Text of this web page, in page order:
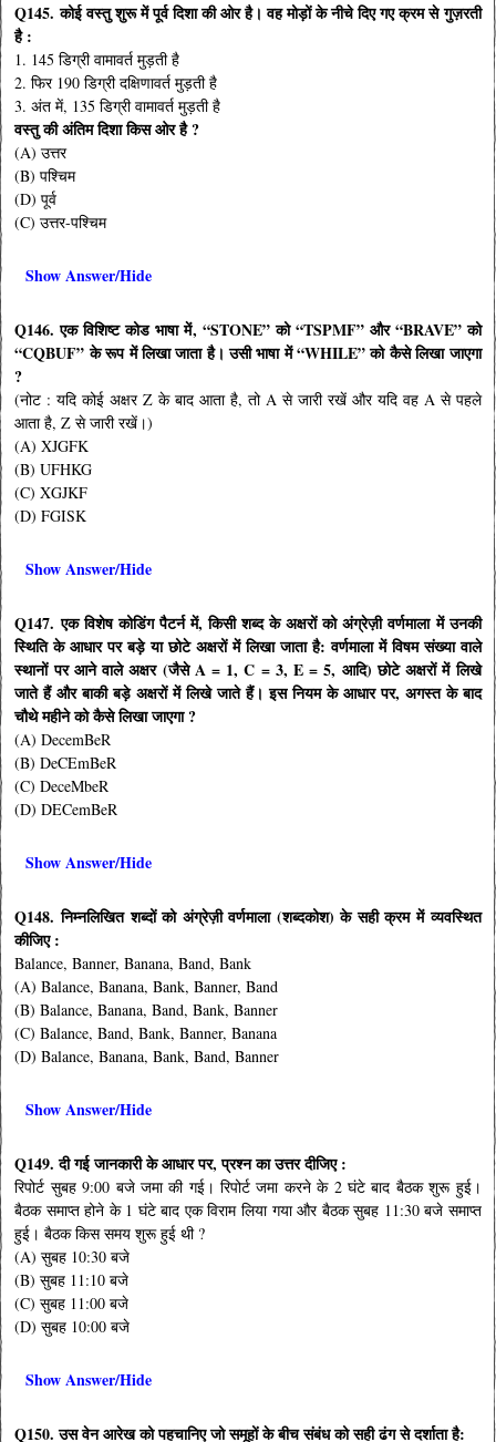
Q145.कोई वस्तु शुरू में पूर्व दिशा की ओर है। वह मोड़ों के नीचे दिए गए क्रम से गुज़रती
है :
1. 145 डिग्री वामावर्त मुड़ती है
2. फिर 190 डिग्री दक्षिणावर्त मुड़ती है
3. अंत में, 135 डिग्री वामावर्त मुड़ती है
वस्तु की अंतिम दिशा किस ओर है?
(A) उत्तर
(B) पश्चिम
(D) पूर्व
(C) उत्तर-पश्चिम
Show Answer/Hide
Q146.एक विशिष्ट कोड भाषा में, “STONE”को “TSPMF” और “BRAVE”को
“CQBUF”के रूप में लिखा जाता है। उसी भाषा में “WHILE”को कैसे लिखा जाएगा
?
(नोट : यदि कोई अक्षर Z के बाद आता है, तो A से जारी रखें और यदि वह A से पहले
आता है, Z से जारी रखें।)
(A) XJGFK
(B) UFHKG
(C) XGJKF
(D) FGISK
Show Answer/Hide
Q147.एक विशेष कोडिंग पैटर्न में,किसी शब्द के अक्षरों को अंग्रेज़ी वर्णमाला में उनकी
स्थिति के आधार पर बड़े या छोटे अक्षरों में लिखा जाता है: वर्णमाला में विषम संख्या वाले
स्थानों पर आने वाले अक्षर (जैसेA = 1, C = 3, E = 5, आदि) छोटे अक्षरों में लिखे
जाते हैं और बाकी बड़े अक्षरों में लिखे जाते हैं। इस नियम के आधार पर, अगस्त के बाद
चौथे महीने को कैसे लिखा जाएगा?
(A) DecemBeR
(B) DeCEmBeR
(C) DeceMbeR
(D) DECemBeR
Show Answer/Hide
Q148.निम्नलिखित शब्दों को अंग्रेज़ी वर्णमाला (शब्दकोश) के सही क्रम में व्यवस्थित
कीजिए :
Balance, Banner, Banana, Band, Bank
(A) Balance, Banana, Bank, Banner, Band
(B) Balance, Banana, Band, Bank, Banner
(C) Balance, Band, Bank, Banner, Banana
(D) Balance, Banana, Bank, Band, Banner
Show Answer/Hide
Q149.दी गई जानकारी के आधार पर,प्रश्न का उत्तर दीजिए :
रिपोर्ट सुबह 9:00 बजे जमा की गई। रिपोर्ट जमा करने के 2 घंटे बाद बैठक शुरू हुई।
बैठक समाप्त होने के 1 घंटे बाद एक विराम लिया गया और बैठक सुबह 11:30 बजे समाप्त
हुई। बैठक किस समय शुरू हुई थी ?
(A) सुबह 10:30 बजे
(B) सुबह 11:10 बजे
(C) सुबह 11:00 बजे
(D) सुबह 10:00 बजे
Show Answer/Hide
Q150.उस वेन आरेख को पहचानिए जो समूहों के बीच संबंध को सही ढंग से दर्शाता है: